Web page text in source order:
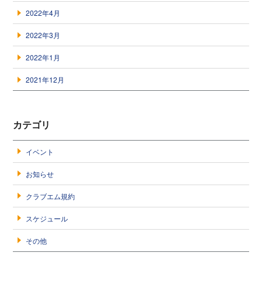
2022年4月
2022年3月
2022年1月
2021年12月
カテゴリ
イベント
お知らせ
クラブエム規約
スケジュール
その他